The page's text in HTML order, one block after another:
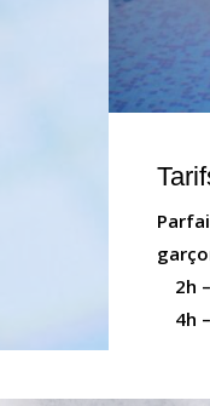
2h
4h